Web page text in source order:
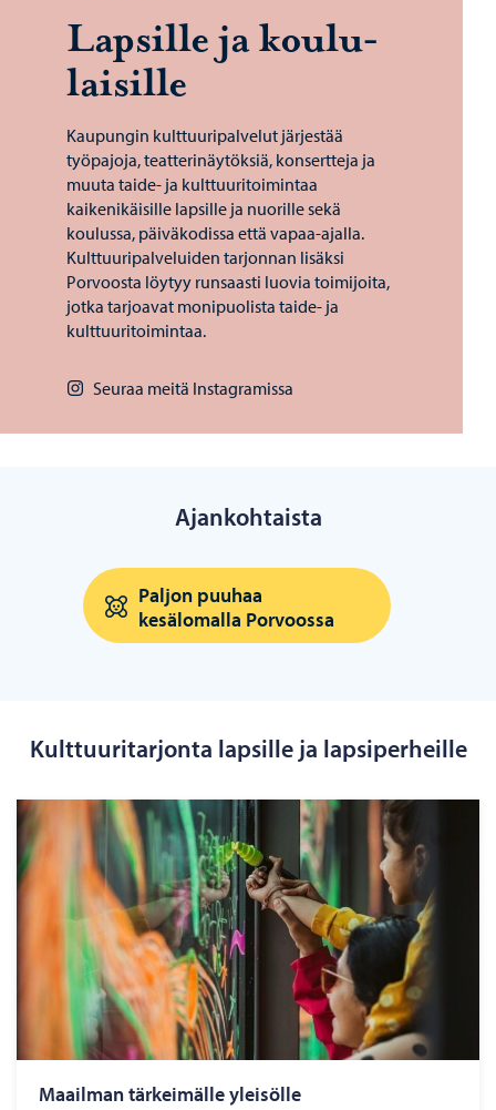
Lap­sil­le ja kou­lu­
lai­sil­le
Kaupungin kulttuuripalvelut järjestää
työpajoja, teatterinäytöksiä, konsertteja ja
muuta taide- ja kulttuuritoimintaa
kaikenikäisille lapsille ja nuorille sekä
koulussa, päiväkodissa että vapaa-ajalla.
Kulttuuripalveluiden tarjonnan lisäksi
Porvoosta löytyy runsaasti luovia toimijoita,
jotka tarjoavat monipuolista taide- ja
kulttuuritoimintaa.
Seuraa meitä Instagramissa
Ajankohtaista
Paljon puuhaa
kesälomalla Porvoossa
Kulttuuritarjonta lapsille ja lapsiperheille
Maa­il­man tär­kei­mäl­le ylei­söl­le